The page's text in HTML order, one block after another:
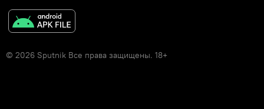
© 2026 Sputnik Все права защищены. 18+